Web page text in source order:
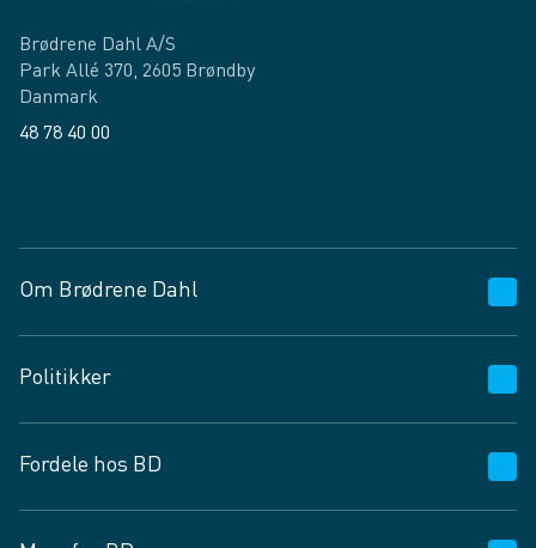
Brødrene Dahl A/S
Park Allé 370, 2605 Brøndby
Danmark
48 78 40 00
Om Brødrene Dahl
Vagttelefon 30 10 89 89
Spørgsmål og svar
Job og karriere
Fødevarekontrolrapport
Politikker
Privatlivspolitik
Cookies
Fordele hos BD